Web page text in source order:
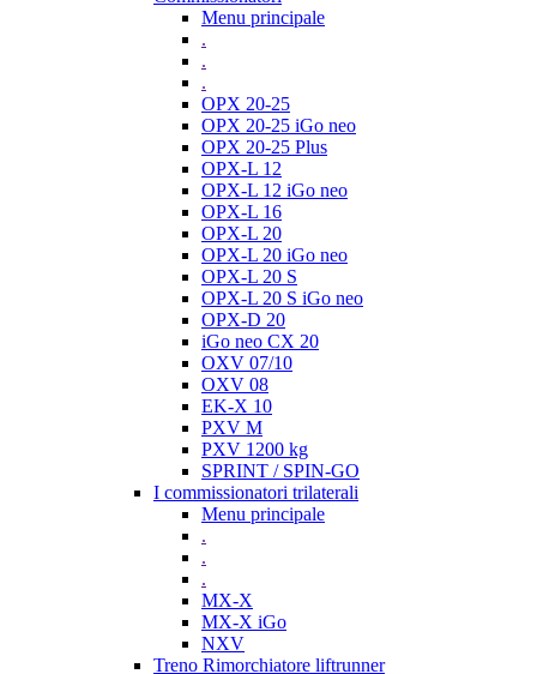
Menu principale
.
.
.
OPX 20-25
OPX 20-25 iGo neo
OPX 20-25 Plus
OPX-L 12
OPX-L 12 iGo neo
OPX-L 16
OPX-L 20
OPX-L 20 iGo neo
OPX-L 20 S
OPX-L 20 S iGo neo
OPX-D 20
iGo neo CX 20
OXV 07/10
OXV 08
EK-X 10
PXV M
PXV 1200 kg
SPRINT / SPIN-GO
I commissionatori trilaterali
Menu principale
.
.
.
MX-X
MX-X iGo
NXV
Treno Rimorchiatore liftrunner